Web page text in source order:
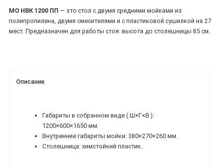
МО НВК 1200 ПП — это стол с двумя средними мойками из
полипропилена, двумя смесителями и с пластиковой сушилкой на 27
мест. Предназначен для работы стоя: высота до столешницы 85 см.
Описание
Габариты в собранном виде ( Ш×Г×В ):
1200×600×1650 мм.
Внутренние габариты мойки: 380×270×260 мм.
Столешница: химстойкий пластик.